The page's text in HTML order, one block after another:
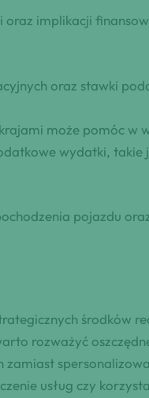
oraz implikacji
oraz stawki
może pomóc w
wydatki,
pojazdu
środków
rozważyć
usług czy